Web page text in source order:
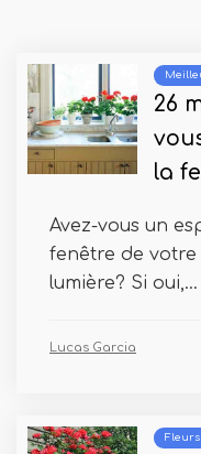
26
la
Avez-vous un
fenêtre de votre
lumière? Si oui,...
Lucas Garcia